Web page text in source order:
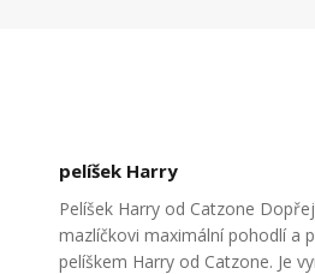
pelíšek Harry
Pelíšek Harry od Catzone
mazlíčkovi maximální pohodlí a
pelíškem Harry od Catzone. Je